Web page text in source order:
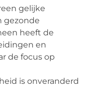
gelijke
gezonde
heeft de
en
de focus op
is onveranderd